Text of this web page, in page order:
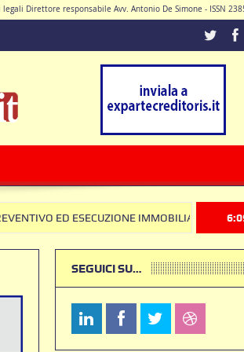
Direttore responsabile Avv. Antonio De Simone - ISSN
ED ESECUZIONE IMMOBILIARE: la Corte
SEGUICI SU…